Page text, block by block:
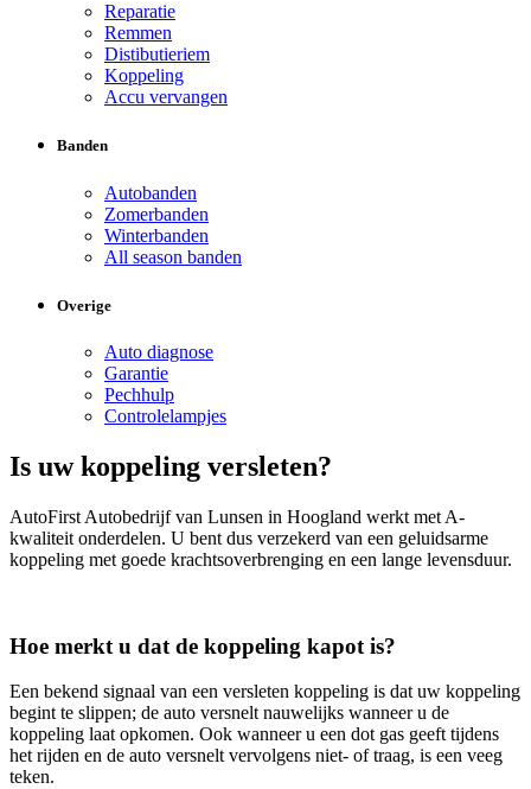
Reparatie
Remmen
Distibutieriem
Koppeling
Accu vervangen
Banden
Autobanden
Zomerbanden
Winterbanden
All season banden
Overige
Auto diagnose
Garantie
Pechhulp
Controlelampjes
Is uw koppeling versleten?
AutoFirst Autobedrijf van Lunsen in Hoogland werkt met A-
kwaliteit onderdelen. U bent dus verzekerd van een geluidsarme
koppeling met goede krachtsoverbrenging en een lange levensduur.
Hoe merkt u dat de koppeling kapot is?
Een bekend signaal van een versleten koppeling is dat uw koppeling
begint te slippen; de auto versnelt nauwelijks wanneer u de
koppeling laat opkomen. Ook wanneer u een dot gas geeft tijdens
het rijden en de auto versnelt vervolgens niet- of traag, is een veeg
teken.